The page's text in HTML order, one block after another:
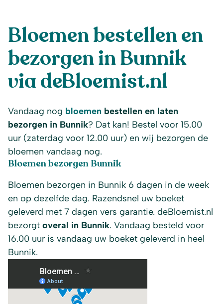
Bloemen bestellen en
bezorgen in Bunnik
via deBloemist.nl
Vandaag nog bloemen bestellen en laten
bezorgen in Bunnik? Dat kan! Bestel voor 15.00
uur (zaterdag voor 12.00 uur) en wij bezorgen de
bloemen vandaag nog.
Bloemen bezorgen Bunnik
Bloemen bezorgen in Bunnik 6 dagen in de week
en op dezelfde dag. Razendsnel uw boeket
geleverd met 7 dagen vers garantie. deBloemist.nl
bezorgt overal in Bunnik. Vandaag besteld voor
16.00 uur is vandaag uw boeket geleverd in heel
Bunnik.